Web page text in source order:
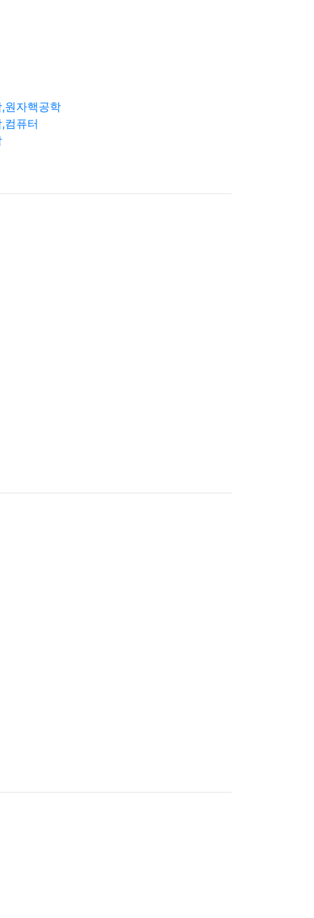
원자핵공학
컴퓨터